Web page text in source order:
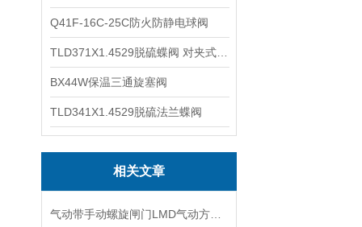
Q41F-16C-25C防火防静电球阀
BX44W保温三通旋塞阀
TLD341X1.4529脱硫法兰蝶阀
相关文章